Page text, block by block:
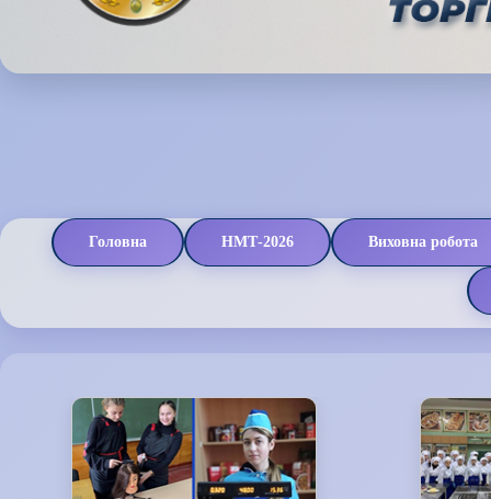
Головна НМТ-2026 Виховна робота